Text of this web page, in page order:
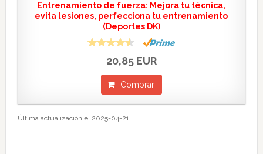
Entrenamiento de fuerza: Mejora tu técnica,
evita lesiones, perfecciona tu entrenamiento
(Deportes DK)
20,85 EUR
Comprar
Última actualización el 2025-04-21